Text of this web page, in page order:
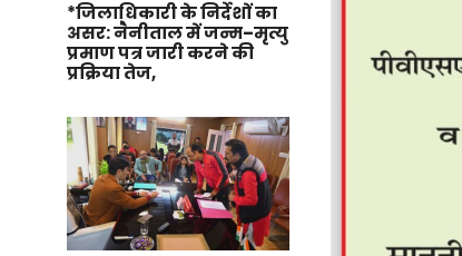
*जिलाधिकारी के निर्देशों का
असर: नैनीताल में जन्म–मृत्यु
प्रमाण पत्र जारी करने की
प्रक्रिया तेज,